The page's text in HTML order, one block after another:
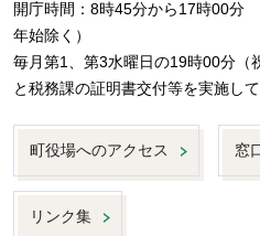
開庁時間：8時45分から17時00分
年始除く）
毎月第1、第3水曜日の19時00分（
と税務課の証明書交付等を実施して
町役場へのアクセス 窓
リンク集